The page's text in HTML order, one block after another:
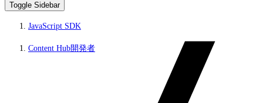
Toggle Sidebar
JavaScript SDK
Content Hub開発者